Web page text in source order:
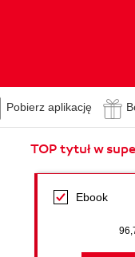
Pobierz aplikację
TOP tytuł w
Ebook